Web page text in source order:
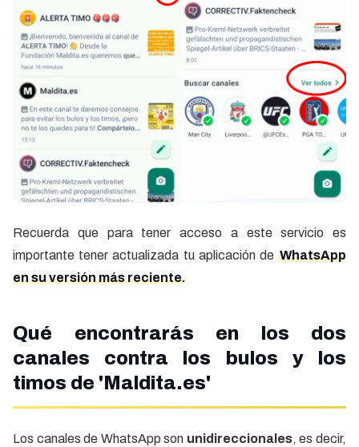
Recuerda que para tener acceso a este servicio es
importante tener actualizada tu aplicación de WhatsApp
en su versión más reciente.
Qué encontrarás en los dos
canales contra los bulos y los
timos de 'Maldita.es'
Los canales de WhatsApp son unidireccionales, es decir,